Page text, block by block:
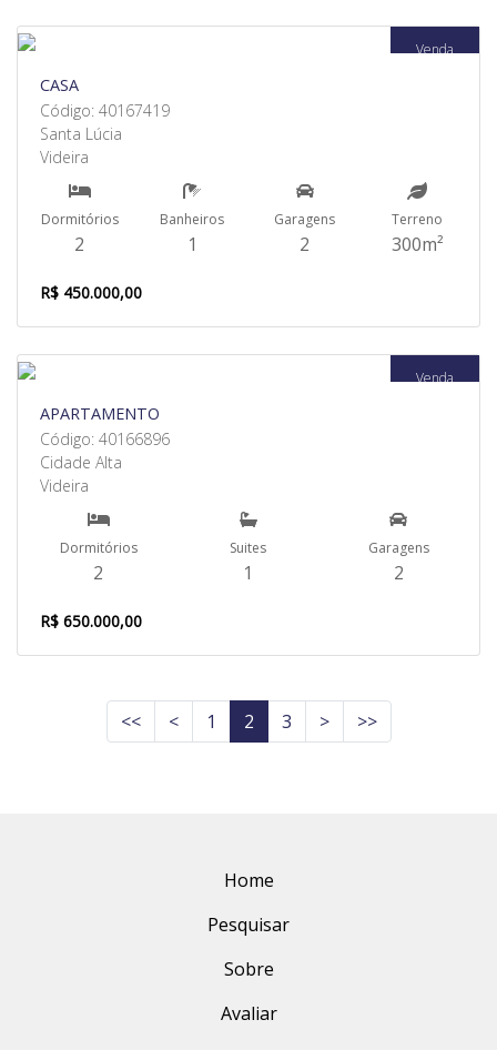
Venda
CASA
Código: 40167419
Santa Lúcia
Videira
Dormitórios
2
Banheiros
1
Garagens
2
Terreno
300m²
R$ 450.000,00
Venda
APARTAMENTO
Código: 40166896
Cidade Alta
Videira
Dormitórios
2
Suites
1
Garagens
2
R$ 650.000,00
<< < 1 2 3 > >>
Home
Pesquisar
Sobre
Avaliar